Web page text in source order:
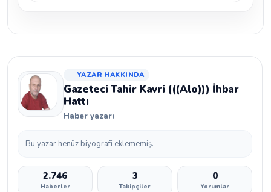
YAZAR HAKKINDA
Gazeteci Tahir Kavri (((Alo))) İhbar
Hattı
Haber yazarı
Bu yazar henüz biyografi eklememiş.
2.746
Haberler
3
Takipçiler
0
Yorumlar